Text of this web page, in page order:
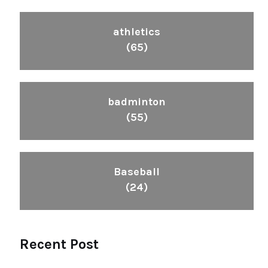
athletics
(65)
badminton
(55)
Baseball
(24)
Recent Post